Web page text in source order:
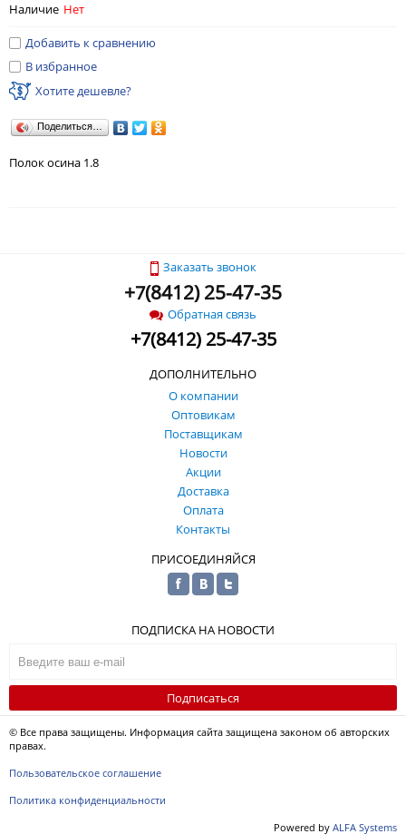
Наличие Нет
Добавить к сравнению
В избранное
Хотите дешевле?
Поделиться…
Полок осина 1.8
Заказать звонок
+7(8412) 25-47-35
Обратная связь
+7(8412) 25-47-35
ДОПОЛНИТЕЛЬНО
О компании
Оптовикам
Поставщикам
Новости
Акции
Доставка
Оплата
Контакты
ПРИСОЕДИНЯЙСЯ
ПОДПИСКА НА НОВОСТИ
Подписаться
© Все права защищены. Информация сайта защищена законом об авторских
правах.
Пользовательское соглашение
Политика конфиденциальности
Powered by ALFA Systems